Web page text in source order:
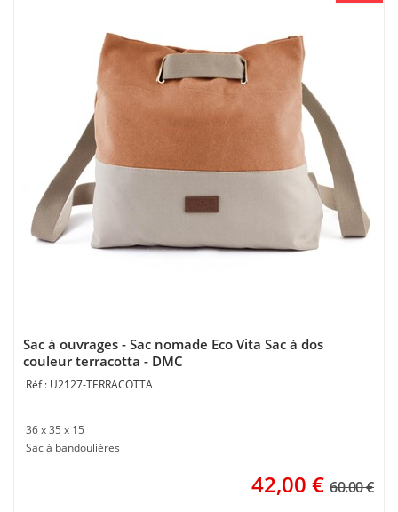
Sac à ouvrages - Sac nomade Eco Vita Sac à dos
couleur terracotta - DMC
U2127-TERRACOTTA
36 x 35 x 15
Sac à bandoulières
42,00 € 60.00 €